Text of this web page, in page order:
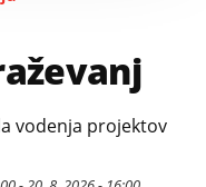
vodenja projektov